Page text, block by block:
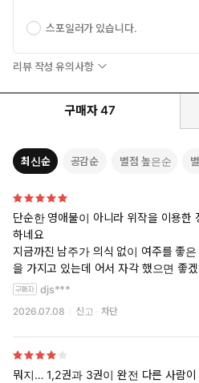
스포일러가 있습니다.
리뷰 작성 유의사항
구매자 47
최신순 공감순 별점 높은순
단순한 영애물이 아니라 위작을 이용
하네요
지금까진 남주가 의식 없이 여주를 좋
을 가지고 있는데 어서 자각 했으면 좋
여주도 굉장한 인망과 그림에 대한 지식
평범한거라고 신분 차이를 극복하지
자일스 아버지가 지적한대로 결혼까
전재상 아저씨나 외삼촌의 인지도 같
계가 발전되기를 바라지만 자신들의 힘
빨리 4권이 나오기를 기다립니다
djs***
2026.07.08 신고 차단
뭐지… 1,2권과 3권이 완전 다른 사람